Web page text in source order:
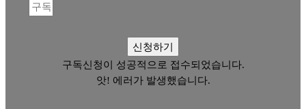
신청하기
구독신청이 성공적으로 접수되었습니다.
앗! 에러가 발생했습니다.